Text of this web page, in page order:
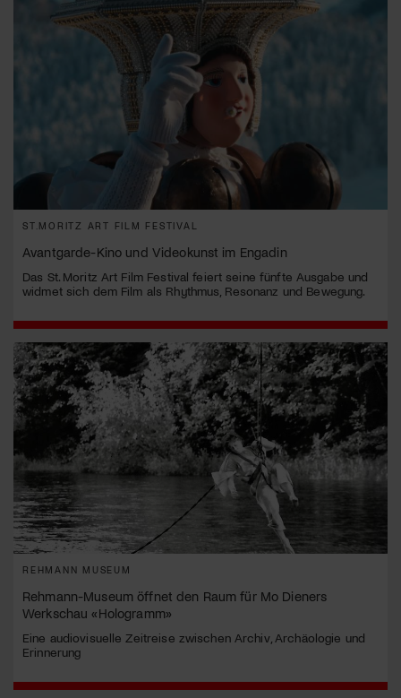
ST.MORITZ ART FILM FESTIVAL
Avantgarde-Kino und Videokunst im Engadin
Das St. Moritz Art Film Festival feiert seine fünfte Ausgabe und
widmet sich dem Film als Rhythmus, Resonanz und Bewegung.
REHMANN MUSEUM
Rehmann-Museum öffnet den Raum für Mo Dieners
Werkschau «Hologramm»
Eine audiovisuelle Zeitreise zwischen Archiv, Archäologie und
Erinnerung